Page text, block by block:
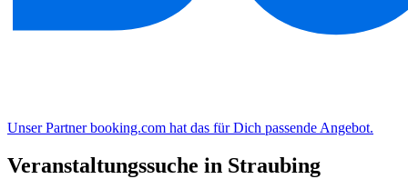
Unser Partner booking.com hat das für Dich passende Angebot.
Veranstaltungssuche in Straubing